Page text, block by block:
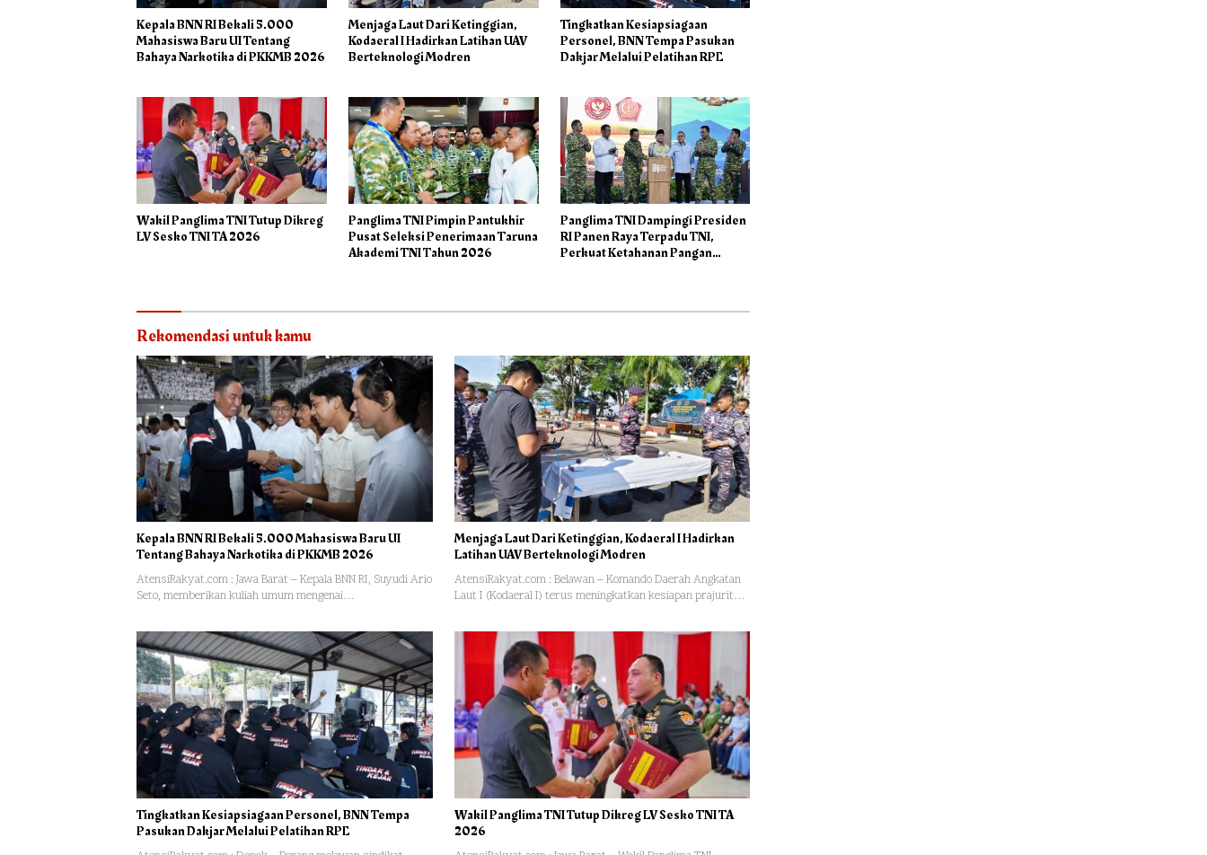
Kepala BNN RI Bekali 5.000
Mahasiswa Baru UI Tentang
Bahaya Narkotika di PKKMB 2026
Menjaga Laut Dari Ketinggian,
Kodaeral I Hadirkan Latihan UAV
Berteknologi Modren
Tingkatkan Kesiapsiagaan
Personel, BNN Tempa Pasukan
Dakjar Melalui Pelatihan RPE
Wakil Panglima TNI Tutup Dikreg
LV Sesko TNI TA 2026
Panglima TNI Pimpin Pantukhir
Pusat Seleksi Penerimaan Taruna
Akademi TNI Tahun 2026
Panglima TNI Dampingi Presiden
RI Panen Raya Terpadu TNI,
Perkuat Ketahanan Pangan
Rekomendasi untuk kamu
Kepala BNN RI Bekali 5.000 Mahasiswa Baru UI
Tentang Bahaya Narkotika di PKKMB 2026
AtensiRakyat.com : Jawa Barat – Kepala BNN RI, Suyudi Ario
Seto, memberikan kuliah umum mengenai…
Menjaga Laut Dari Ketinggian, Kodaeral I Hadirkan
Latihan UAV Berteknologi Modren
AtensiRakyat.com : Belawan – Komando Daerah Angkatan
Laut I (Kodaeral I) terus meningkatkan kesiapan prajurit…
Tingkatkan Kesiapsiagaan Personel, BNN Tempa
Pasukan Dakjar Melalui Pelatihan RPE
Wakil Panglima TNI Tutup Dikreg LV Sesko TNI TA
2026